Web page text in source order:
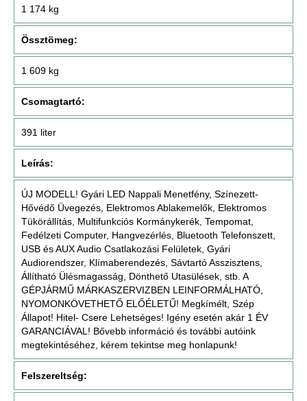
1 174 kg
Össztömeg:
1 609 kg
Csomagtartó:
391 liter
Leírás:
ÚJ MODELL! Gyári LED Nappali Menetfény, Színezett-
Hővédő Üvegezés, Elektromos Ablakemelők, Elektromos
Tükörállítás, Multifunkciós Kormánykerék, Tempomat,
Fedélzeti Computer, Hangvezérlés, Bluetooth Telefonszett,
USB és AUX Audio Csatlakozási Felületek, Gyári
Audiorendszer, Klímaberendezés, Sávtartó Asszisztens,
Állítható Ülésmagasság, Dönthető Utasülések, stb. A
GÉPJÁRMŰ MÁRKASZERVIZBEN LEINFORMÁLHATÓ,
NYOMONKÖVETHETŐ ELŐÉLETŰ! Megkímélt, Szép
Állapot! Hitel- Csere Lehetséges! Igény esetén akár 1 ÉV
GARANCIÁVAL! Bővebb információ és további autóink
megtekintéséhez, kérem tekintse meg honlapunk!
Felszereltség: